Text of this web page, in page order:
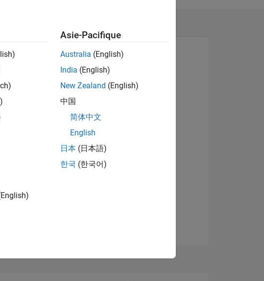
of 302 025
Afficher les badges
Asie-Pacifique
Australia (English)
India (English)
New Zealand (English)
中国
简体中文
English
日本 (日本語)
한국 (한국어)